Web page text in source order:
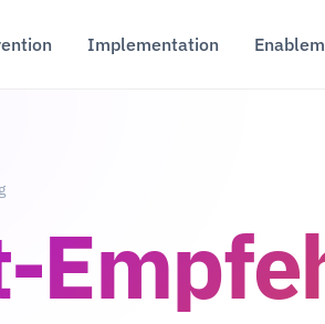
Implementation